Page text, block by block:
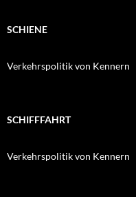
SCHIENE
Verkehrspolitik von Kennern
SCHIFFFAHRT
Verkehrspolitik von Kennern